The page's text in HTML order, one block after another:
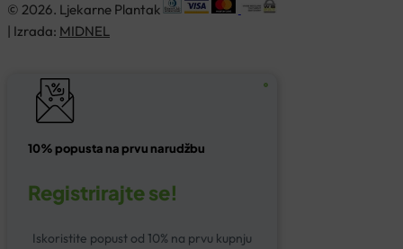
© 2026. Ljekarne Plantak
| Izrada: MIDNEL
10% popusta na prvu narudžbu
Registrirajte se!
Iskoristite popust od 10% na prvu kupnju